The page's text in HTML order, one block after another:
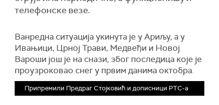
телефонске везе.
Ванредна ситуација укинута је у Ариљу, а у
Ивањици, Црној Трави, Медвеђи и Новој
Вароши још је на снази, због последица које је
проузроковао снег у првим данима октобра.
Припремили Предраг Стојковић и дописници РТС-а